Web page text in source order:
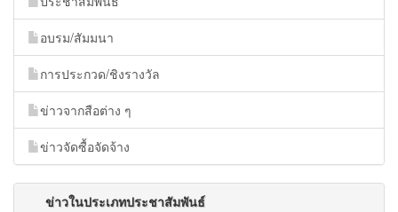
อบรม/สัมมนา
การประกวด/ชิงรางวัล
ข่าวจากสือต่าง ๆ
ข่าวจัดซื้อจัดจ้าง
ข่าวในประเภทประชาสัมพันธ์